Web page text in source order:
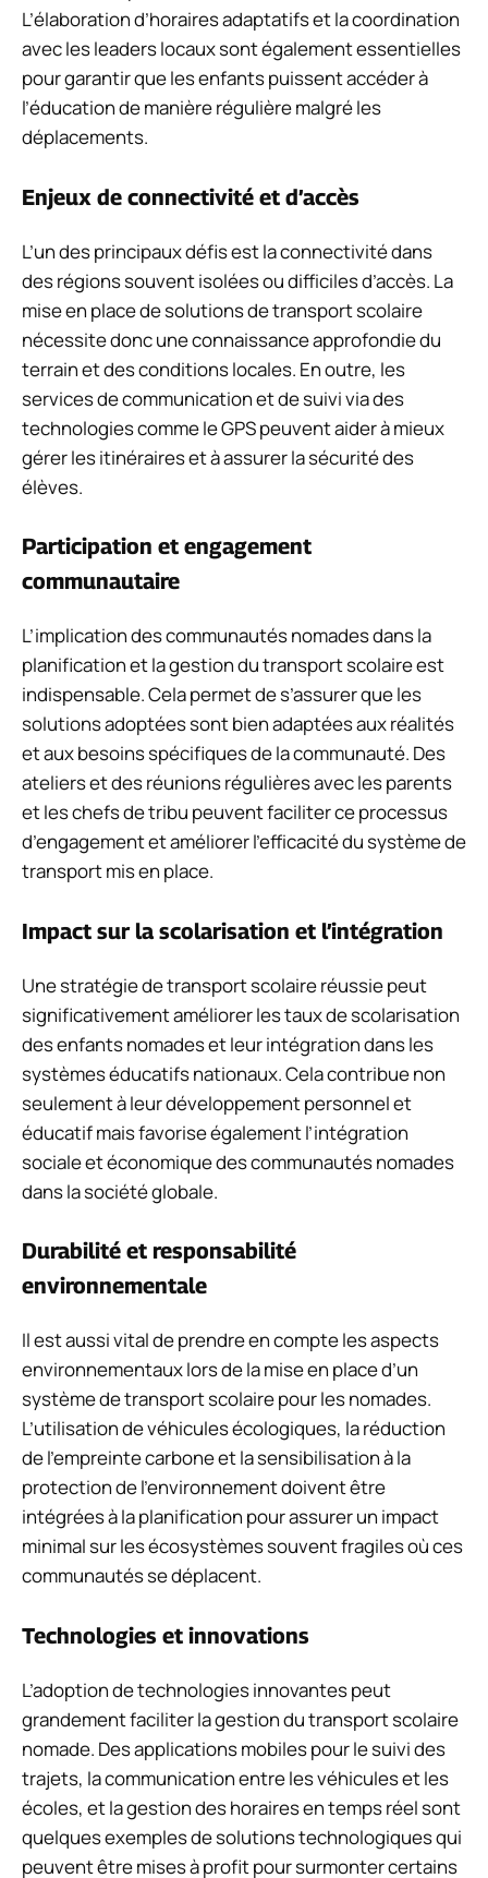
L’élaboration d’horaires adaptatifs et la coordination
avec les leaders locaux sont également essentielles
pour garantir que les enfants puissent accéder à
l’éducation de manière régulière malgré les
déplacements.
Enjeux de connectivité et d’accès
L’un des principaux défis est la connectivité dans
des régions souvent isolées ou difficiles d’accès. La
mise en place de solutions de transport scolaire
nécessite donc une connaissance approfondie du
terrain et des conditions locales. En outre, les
services de communication et de suivi via des
technologies comme le GPS peuvent aider à mieux
gérer les itinéraires et à assurer la sécurité des
élèves.
Participation et engagement
communautaire
L’implication des communautés nomades dans la
planification et la gestion du transport scolaire est
indispensable. Cela permet de s’assurer que les
solutions adoptées sont bien adaptées aux réalités
et aux besoins spécifiques de la communauté. Des
ateliers et des réunions régulières avec les parents
et les chefs de tribu peuvent faciliter ce processus
d’engagement et améliorer l’efficacité du système de
transport mis en place.
Impact sur la scolarisation et l’intégration
Une stratégie de transport scolaire réussie peut
significativement améliorer les taux de scolarisation
des enfants nomades et leur intégration dans les
systèmes éducatifs nationaux. Cela contribue non
seulement à leur développement personnel et
éducatif mais favorise également l’intégration
sociale et économique des communautés nomades
dans la société globale.
Durabilité et responsabilité
environnementale
Il est aussi vital de prendre en compte les aspects
environnementaux lors de la mise en place d’un
système de transport scolaire pour les nomades.
L’utilisation de véhicules écologiques, la réduction
de l’empreinte carbone et la sensibilisation à la
protection de l’environnement doivent être
intégrées à la planification pour assurer un impact
minimal sur les écosystèmes souvent fragiles où ces
communautés se déplacent.
Technologies et innovations
L’adoption de technologies innovantes peut
grandement faciliter la gestion du transport scolaire
nomade. Des applications mobiles pour le suivi des
trajets, la communication entre les véhicules et les
écoles, et la gestion des horaires en temps réel sont
quelques exemples de solutions technologiques qui
peuvent être mises à profit pour surmonter certains